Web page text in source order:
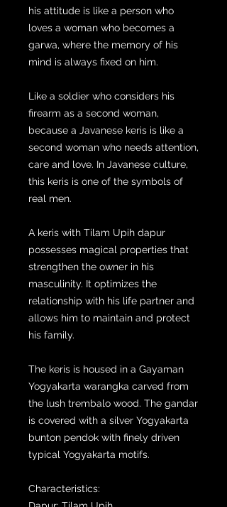
his attitude is like a person who
loves a woman who becomes a
garwa, where the memory of his
mind is always fixed on him.
Like a soldier who considers his
firearm as a second woman,
because a Javanese keris is like a
second woman who needs attention,
care and love. In Javanese culture,
this keris is one of the symbols of
real men.
A keris with Tilam Upih dapur
possesses magical properties that
strengthen the owner in his
masculinity. It optimizes the
relationship with his life partner and
allows him to maintain and protect
his family.
The keris is housed in a Gayaman
Yogyakarta warangka carved from
the lush trembalo wood. The gandar
is covered with a silver Yogyakarta
bunton pendok with finely driven
typical Yogyakarta motifs.
Characteristics: